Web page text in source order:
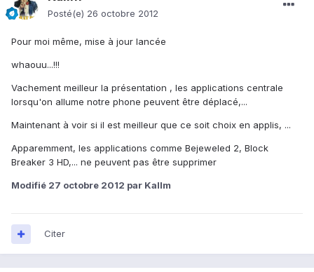
Posté(e) 26 octobre 2012
Pour moi même, mise à jour lancée
whaouu...!!!
Vachement meilleur la présentation , les applications centrale
lorsqu'on allume notre phone peuvent être déplacé,...
Maintenant à voir si il est meilleur que ce soit choix en applis, ...
Apparemment, les applications comme Bejeweled 2, Block
Breaker 3 HD,... ne peuvent pas être supprimer
Modifié 27 octobre 2012 par Kallm
Citer